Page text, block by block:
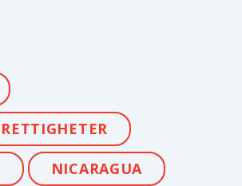
NICARAGUA